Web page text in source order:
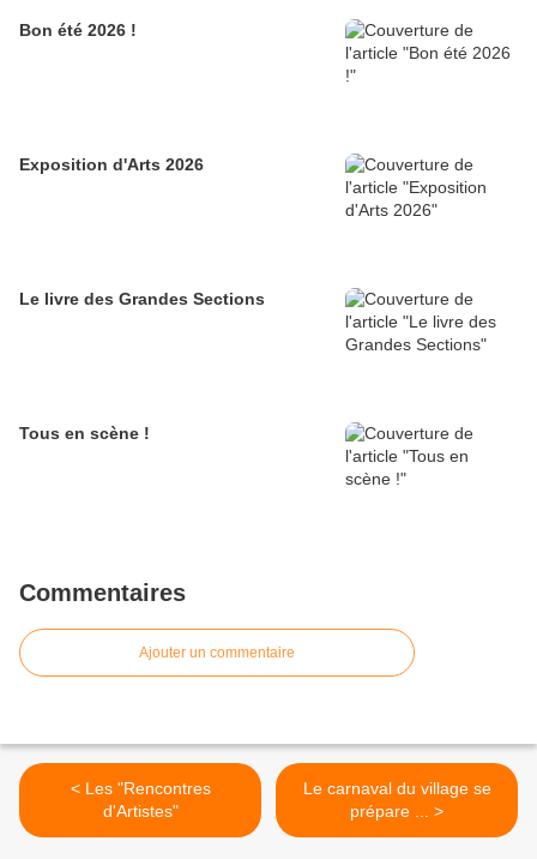
Bon été 2026 !
Exposition d'Arts 2026
Le livre des Grandes Sections
Tous en scène !
Commentaires
Ajouter un commentaire
< Les "Rencontres
d'Artistes"
Le carnaval du village se
prépare ... >